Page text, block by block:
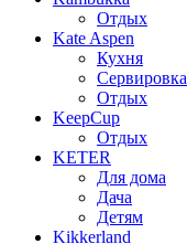
Отдых
Kate Aspen
Кухня
Сервировка
Отдых
KeepCup
Отдых
KETER
Для дома
Дача
Детям
Kikkerland